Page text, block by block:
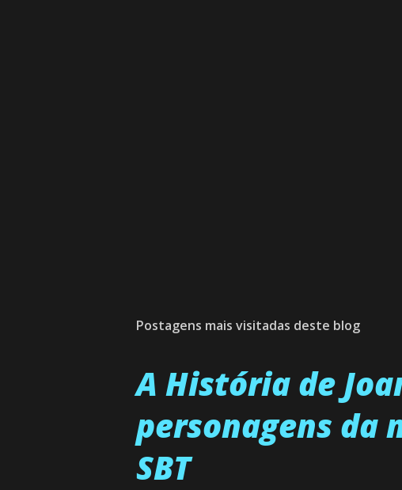
Postagens mais visitadas deste blog
A História de
personagens da
SBT